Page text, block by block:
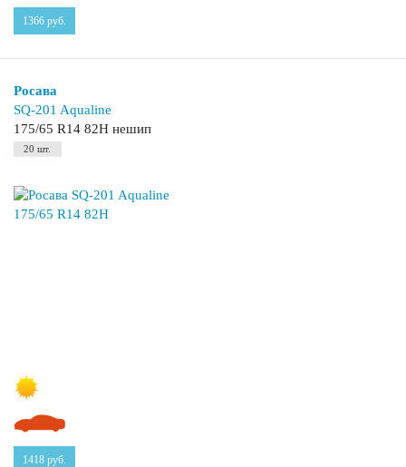
1366 руб.
Росава
SQ-201 Aqualine
175/65 R14 82H нешип
20 шт.
1418 руб.